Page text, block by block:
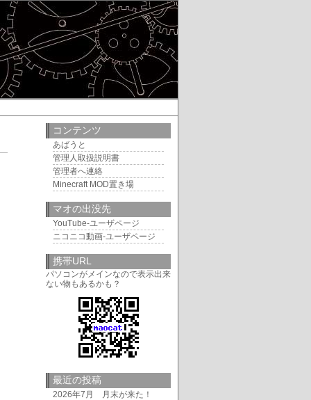
コンテンツ
あばうと
管理人取扱説明書
管理者へ連絡
Minecraft MOD置き場
マオの出没先
YouTube-ユーザページ
ニコニコ動画-ユーザページ
携帯URL
パソコンがメインなので表示出来
ない物もあるかも？
最近の投稿
2026年7月 月末が来た！